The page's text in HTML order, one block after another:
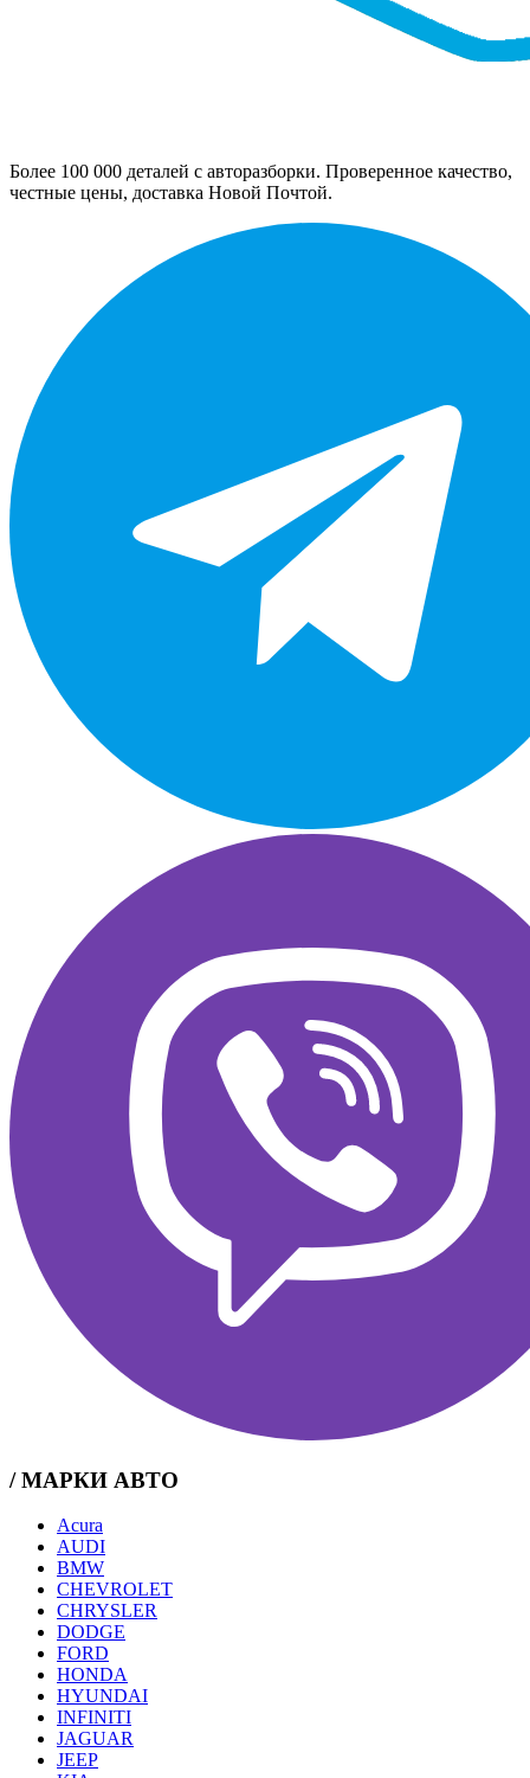
Более 100 000 деталей с авторазборки. Проверенное качество,
честные цены, доставка Новой Почтой.
/ МАРКИ АВТО
Acura
AUDI
BMW
CHEVROLET
CHRYSLER
DODGE
FORD
HONDA
HYUNDAI
INFINITI
JAGUAR
JEEP